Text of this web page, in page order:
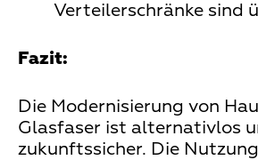
Verteilerschränke sind
Fazit:
Die Modernisierung von
Glasfaser ist alternativlos
zukunftssicher. Die